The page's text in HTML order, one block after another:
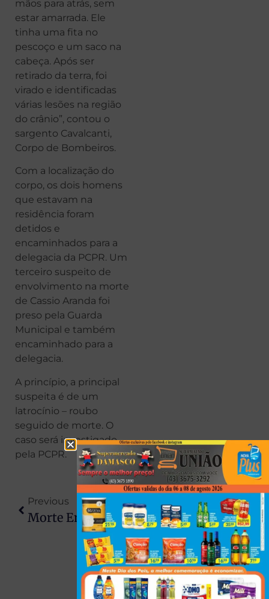
mãos para atrás, sem
estar amarrada. Ele
tinha uma fita no
pescoço e um saco na
cabeça. Após ser
retirado da terra, foi
virado e identificadas
várias lesões na região
do crânio”, contou o
sargento Cavalcanti,
Corpo de Bombeiros.
Com a localização do
corpo, os dois homens
que estavam na
residência foram
detidos e
encaminhados para a
delegacia da PCPR. Um
terceiro suspeito de
envolvimento na morte
de Cassio Aranda foi
preso pela Guarda
Municipal e também
encaminhado para a
delegacia.
A princípio, a principal
suspeita é de um
latrocínio – roubo
seguido de morte. O
caso será investigado
pela PCPR.
Previous
Morte Em Academia De Londrina: Advogada Diz Que Suspeito Estava Sob Efeito De Remédio
Next
Processo Seletivo Da Prefeitura De Santa Fé Tem Vagas Com Salários Acima De R$ 4 Mil